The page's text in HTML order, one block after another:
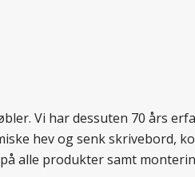
Vi har dessuten 70 års
hev og senk skrivebord,
alle produkter samt